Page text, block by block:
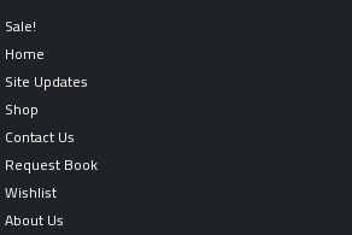
Sale!
Home
Site Updates
Shop
Contact Us
Request Book
Wishlist
About Us